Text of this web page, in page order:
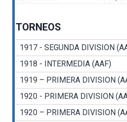
TORNEOS
1917 - SEGUNDA DIVISION
1918 - INTERMEDIA (AAF)
1919 – PRIMERA DIVISION
1920 - PRIMERA DIVISION
1920 – PRIMERA DIVISION